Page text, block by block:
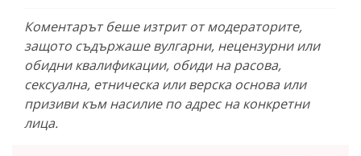
Коментарът беше изтрит от модераторите,
защото съдържаше вулгарни, нецензурни или
обидни квалификации, обиди на расова,
сексуална, етническа или верска основа или
призиви към насилие по адрес на конкретни
лица.